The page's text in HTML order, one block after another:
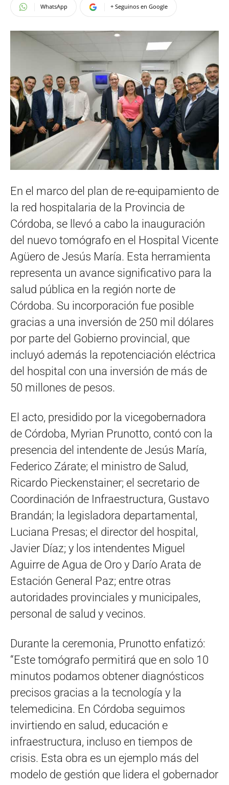
WhatsApp + Seguinos en Google
En el marco del plan de re-equipamiento de
la red hospitalaria de la Provincia de
Córdoba, se llevó a cabo la inauguración
del nuevo tomógrafo en el Hospital Vicente
Agüero de Jesús María. Esta herramienta
representa un avance significativo para la
salud pública en la región norte de
Córdoba. Su incorporación fue posible
gracias a una inversión de 250 mil dólares
por parte del Gobierno provincial, que
incluyó además la repotenciación eléctrica
del hospital con una inversión de más de
50 millones de pesos.
El acto, presidido por la vicegobernadora
de Córdoba, Myrian Prunotto, contó con la
presencia del intendente de Jesús María,
Federico Zárate; el ministro de Salud,
Ricardo Pieckenstainer; el secretario de
Coordinación de Infraestructura, Gustavo
Brandán; la legisladora departamental,
Luciana Presas; el director del hospital,
Javier Díaz; y los intendentes Miguel
Aguirre de Agua de Oro y Darío Arata de
Estación General Paz; entre otras
autoridades provinciales y municipales,
personal de salud y vecinos.
Durante la ceremonia, Prunotto enfatizó:
“Este tomógrafo permitirá que en solo 10
minutos podamos obtener diagnósticos
precisos gracias a la tecnología y la
telemedicina. En Córdoba seguimos
invirtiendo en salud, educación e
infraestructura, incluso en tiempos de
crisis. Esta obra es un ejemplo más del
modelo de gestión que lidera el gobernador